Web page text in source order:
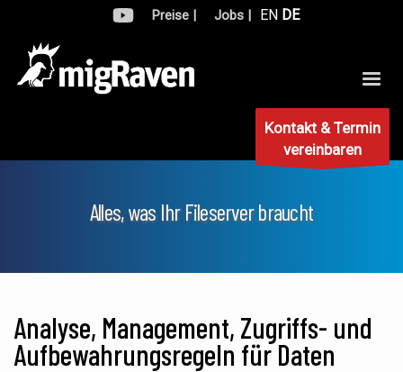
Preise | Jobs | EN DE
Kontakt & Termin
vereinbaren
Alles, was Ihr Fileserver braucht
Analyse, Management, Zugriffs- und
Aufbewahrungsregeln für Daten